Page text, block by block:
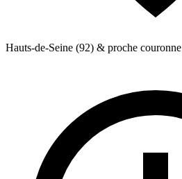
Hauts-de-Seine (92) & proche couronne